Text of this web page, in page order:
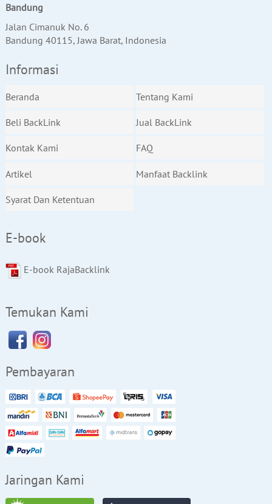
Bandung
Jalan Cimanuk No. 6
Bandung 40115, Jawa Barat, Indonesia
Informasi
Beranda Tentang Kami
Beli BackLink Jual BackLink
Kontak Kami FAQ
Artikel Manfaat Backlink
Syarat Dan Ketentuan
E-book
E-book RajaBacklink
Temukan Kami
Pembayaran
Jaringan Kami